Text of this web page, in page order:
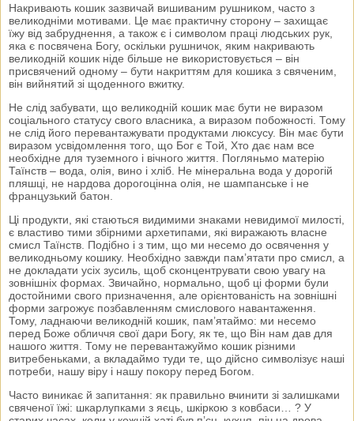
Накривають кошик зазвичай вишиваним рушником, часто з
великодніми мотивами. Це має практичну сторону – захищає
їжу від забруднення, а також є і символом праці людських рук,
яка є посвячена Богу, оскільки рушничок, яким накривають
великодній кошик ніде більше не використовується – він
присвячений одному – бути накриттям для кошика з свяченим,
він вийнятий зі щоденного вжитку.
Не слід забувати, що великодній кошик має бути не виразом
соціального статусу свого власника, а виразом побожності. Тому
не слід його перевантажувати продуктами люксусу. Він має бути
виразом усвідомлення того, що Бог є Той, Хто дає нам все
необхідне для туземного і вічного життя. Погляньмо матерію
Таїнств – вода, олія, вино і хліб. Не мінеральна вода у дорогій
пляшці, не нардова дорогоцінна олія, не шампанське і не
французький батон.
Ці продукти, які стаються видимими знаками невидимої милості,
є властиво тими збірними архетипами, які виражають власне
смисл Таїнств. Подібно і з тим, що ми несемо до освячення у
великодньому кошику. Необхідно завжди пам’ятати про смисл, а
не докладати усіх зусиль, щоб сконцентрувати свою увагу на
зовнішніх формах. Звичайно, нормально, щоб ці форми були
достойними свого призначення, але орієнтованість на зовнішні
форми загрожує позбавленням смислового навантаження.
Тому, ладнаючи великодній кошик, пам’ятаймо: ми несемо
перед Боже обличчя свої дари Богу, як те, що Він нам дав для
нашого життя. Тому не перевантажуймо кошик різними
витребеньками, а вкладаймо туди те, що дійсно символізує наші
потреби, нашу віру і нашу покору перед Богом.
Часто виникає й запитання: як правильно вчинити зі залишками
свяченої їжі: шкарлупками з яєць, шкіркою з ковбаси… ? У